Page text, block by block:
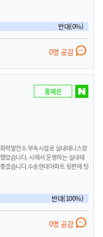
반대(0%)
0명 공감
홍재은
력발전소 부속시설로 실내테니스장
었습니다. 시에서 운영하는 실내테
겠습니다.수송현대아파트 뒷편에 텃
니다
반대(100%)
0명 공감